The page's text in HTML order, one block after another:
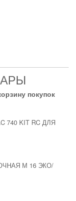
покупок
740 KIT RC ДЛЯ
М 16 ЭКО/